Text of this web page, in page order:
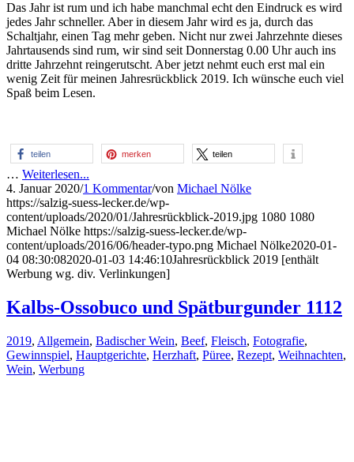
Das Jahr ist rum und ich habe manchmal echt den Eindruck es wird
jedes Jahr schneller. Aber in diesem Jahr wird es ja, durch das
Schaltjahr, einen Tag mehr geben. Nicht nur zwei Jahrzehnte dieses
Jahrtausends sind rum, wir sind seit Donnerstag 0.00 Uhr auch ins
dritte Jahrzehnt reingerutscht. Aber jetzt nehmt euch erst mal ein
wenig Zeit für meinen Jahresrückblick 2019. Ich wünsche euch viel
Spaß beim Lesen.
teilen merken teilen
… Weiterlesen...
4. Januar 2020/1 Kommentar/von Michael Nölke
https://salzig-suess-lecker.de/wp-
content/uploads/2020/01/Jahresrückblick-2019.jpg 1080 1080
Michael Nölke https://salzig-suess-lecker.de/wp-
content/uploads/2016/06/header-typo.png Michael Nölke2020-01-
04 08:30:082020-01-03 14:46:10Jahresrückblick 2019 [enthält
Werbung wg. div. Verlinkungen]
Kalbs-Ossobuco und Spätburgunder 1112
2019, Allgemein, Badischer Wein, Beef, Fleisch, Fotografie,
Gewinnspiel, Hauptgerichte, Herzhaft, Püree, Rezept, Weihnachten,
Wein, Werbung